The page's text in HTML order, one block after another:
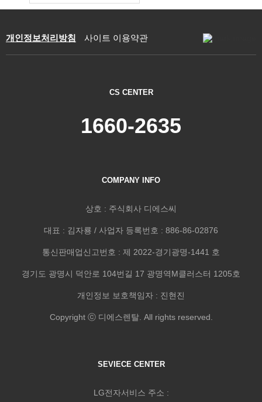
개인정보처리방침 사이트 이용약관
CS CENTER
1660-2635
COMPANY INFO
상호 : 주식회사 디에스씨
대표 : 김자룡 / 사업자 등록번호 : 886-86-02876
통신판매업신고번호 : 제 2022-경기광명-1441 호
경기도 광명시 덕안로 104번길 17 광명역M클러스터 1205호
개인정보 보호책임자 : 진현진
Copyright ⓒ 디에스렌탈. All rights reserved.
SEVIECE CENTER
LG전자서비스 주소 :